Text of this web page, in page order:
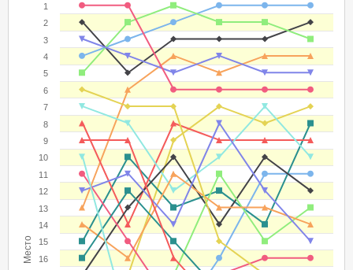
Место
1
2
3
4
5
6
7
8
9
10
11
12
13
14
15
16